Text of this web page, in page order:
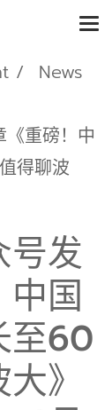
News
重磅！中
得聊波
号发
国
至60
》